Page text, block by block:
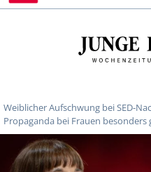
Weiblicher Aufschwung bei SED-
Propaganda bei Frauen besonders